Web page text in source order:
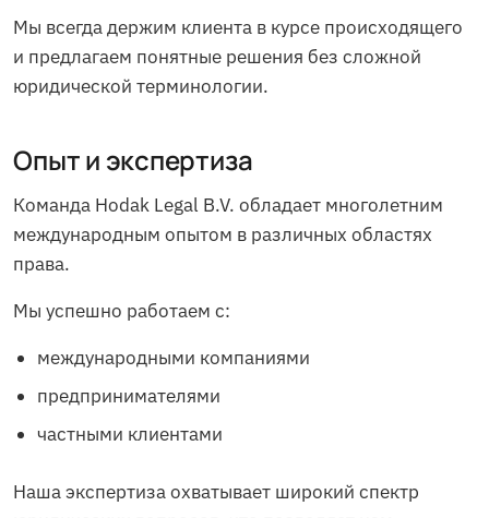
Мы всегда держим клиента в курсе происходящего
и предлагаем понятные решения без сложной
юридической терминологии.
Опыт и экспертиза
Команда Hodak Legal B.V. обладает многолетним
международным опытом в различных областях
права.
Мы успешно работаем с:
международными компаниями
предпринимателями
частными клиентами
Наша экспертиза охватывает широкий спектр